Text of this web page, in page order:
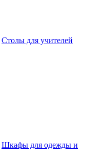
Столы для учителей
Шкафы для одежды и